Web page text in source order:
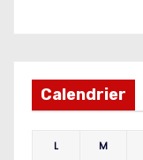
Calendrier
L M